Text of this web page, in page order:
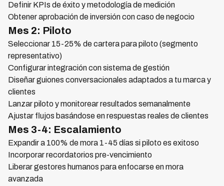
Definir KPIs de éxito y metodología de medición
Obtener aprobación de inversión con caso de negocio
Mes 2: Piloto
Seleccionar 15-25% de cartera para piloto (segmento
representativo)
Configurar integración con sistema de gestión
Diseñar guiones conversacionales adaptados a tu marca y
clientes
Lanzar piloto y monitorear resultados semanalmente
Ajustar flujos basándose en respuestas reales de clientes
Mes 3-4: Escalamiento
Expandir a 100% de mora 1-45 días si piloto es exitoso
Incorporar recordatorios pre-vencimiento
Liberar gestores humanos para enfocarse en mora
avanzada